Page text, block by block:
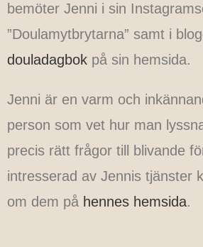
bemöter Jenni i sin
”Doulamytbrytarna” samt i
douladagbok på sin hemsida.
Jenni är en varm och
person som vet hur man
precis rätt frågor till blivande
intresserad av Jennis tjänster
om dem på hennes hemsida.